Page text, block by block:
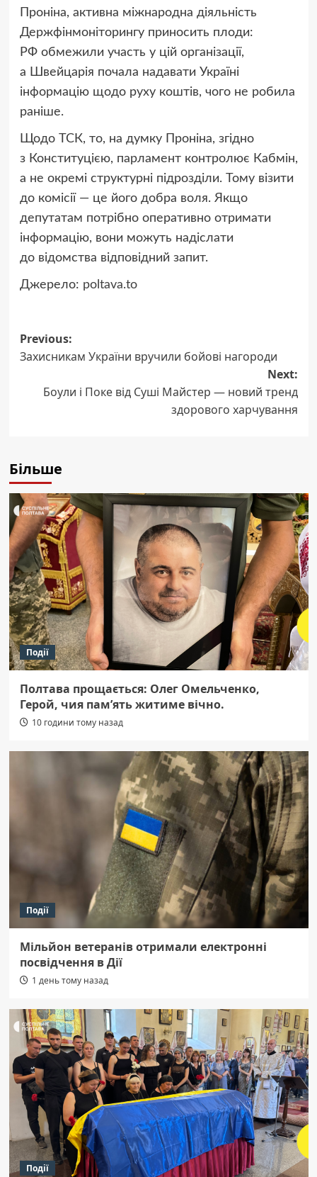
Проніна, активна міжнародна діяльність
Держфінмоніторингу приносить плоди:
РФ обмежили участь у цій організації,
а Швейцарія почала надавати Україні
інформацію щодо руху коштів, чого не робила
раніше.
Щодо ТСК, то, на думку Проніна, згідно
з Конституцією, парламент контролює Кабмін,
а не окремі структурні підрозділи. Тому візити
до комісії — це його добра воля. Якщо
депутатам потрібно оперативно отримати
інформацію, вони можуть надіслати
до відомства відповідний запит.
Джерело: poltava.to
Post
navigation
Previous:
Захисникам України вручили бойові нагороди
Next:
Боули і Поке від Суші Майстер — новий тренд
здорового харчування
Більше
Події
Полтава прощається: Олег Омельченко,
Герой, чия пам’ять житиме вічно.
10 години тому назад
Події
Мільйон ветеранів отримали електронні
посвідчення в Дії
1 день тому назад
Події